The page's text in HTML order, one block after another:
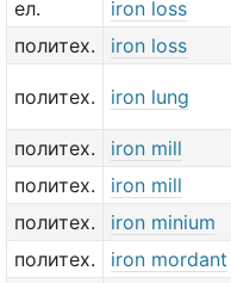
ел.
iron loss
политех.
iron loss
политех. iron lung
политех.
iron mill
политех.
iron mill
политех.
iron minium
политех.
iron mordant